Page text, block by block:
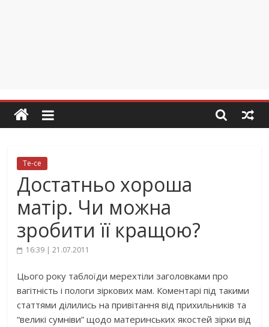
Те-се
Достатньо хороша
матір. Чи можна
зробити її кращою?
16:39 | 21.07.2011
Цього року таблоїди мерехтіли заголовками про
вагітність і пологи зіркових мам. Коментарі під такими
статтями ділились на привітання від прихильників та
“великі сумніви” щодо материнських якостей зірки від